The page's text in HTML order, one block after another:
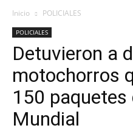
Inicio POLICIALES
POLICIALES
Detuvieron a
motochorros
150
Mundial